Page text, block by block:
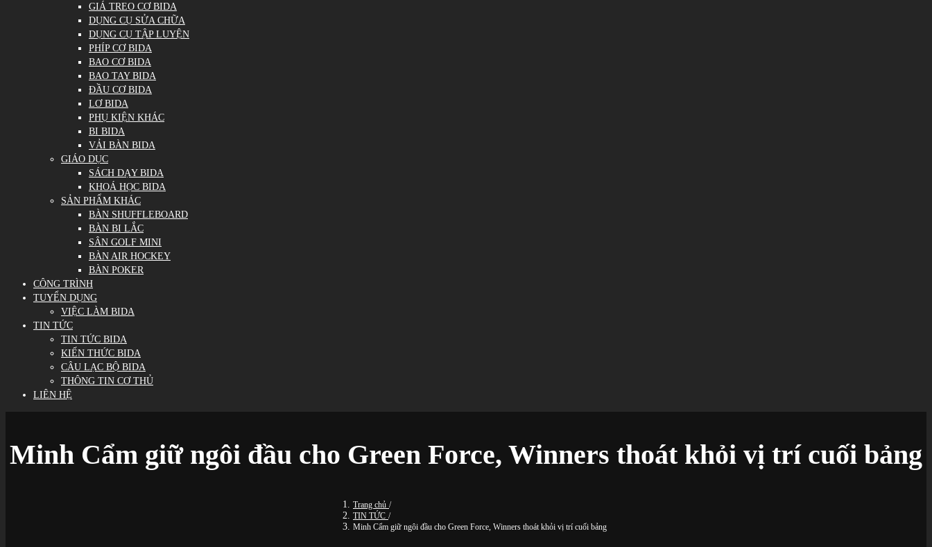
GIÁ TREO CƠ BIDA
DỤNG CỤ SỬA CHỮA
DỤNG CỤ TẬP LUYỆN
PHÍP CƠ BIDA
BAO CƠ BIDA
BAO TAY BIDA
ĐẦU CƠ BIDA
LƠ BIDA
PHỤ KIỆN KHÁC
BI BIDA
VẢI BÀN BIDA
GIÁO DỤC
SÁCH DẠY BIDA
KHOÁ HỌC BIDA
SẢN PHẨM KHÁC
BÀN SHUFFLEBOARD
BÀN BI LẮC
SÂN GOLF MINI
BÀN AIR HOCKEY
BÀN POKER
CÔNG TRÌNH
TUYỂN DỤNG
VIỆC LÀM BIDA
TIN TỨC
TIN TỨC BIDA
KIẾN THỨC BIDA
CÂU LẠC BỘ BIDA
THÔNG TIN CƠ THỦ
LIÊN HỆ
Minh Cẩm giữ ngôi đầu cho Green Force, Winners thoát khỏi vị trí cuối bảng
Trang chủ /
TIN TỨC /
Minh Cẩm giữ ngôi đầu cho Green Force, Winners thoát khỏi vị trí cuối bảng